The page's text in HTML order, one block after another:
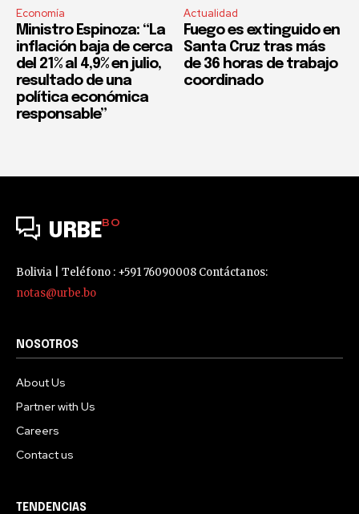
Economía
Ministro Espinoza: “La
inflación baja de cerca
del 21% al 4,9% en julio,
resultado de una
política económica
responsable”
Actualidad
Fuego es extinguido en
Santa Cruz tras más
de 36 horas de trabajo
coordinado
URBEBO
Bolivia | Teléfono : +591 76090008 Contáctanos:
notas@urbe.bo
NOSOTROS
About Us
Partner with Us
Careers
Contact us
TENDENCIAS